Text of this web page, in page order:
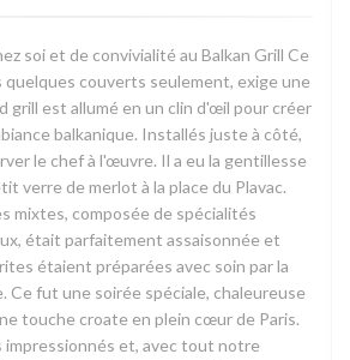
soi et de convivialité au Balkan Grill Ce
quelques couverts seulement, exige une
grill est allumé en un clin d'œil pour créer
balkanique. Installés juste à côté,
le chef à l'œuvre. Il a eu la gentillesse
verre de merlot à la place du Plavac.
mixtes, composée de spécialités
était parfaitement assaisonnée et
étaient préparées avec soin par la
Ce fut une soirée spéciale, chaleureuse
touche croate en plein cœur de Paris.
impressionnés et, avec tout notre